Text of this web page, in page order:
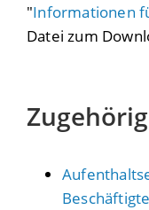
"Informationen
Datei zum